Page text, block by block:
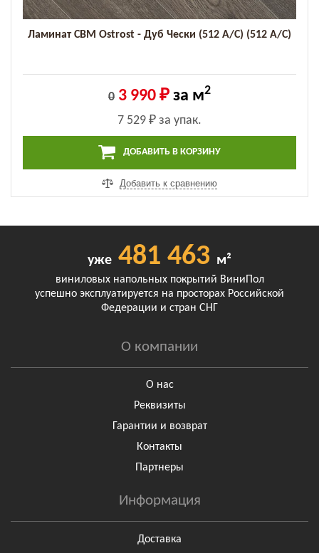
Ламинат CBM Ostrost - Дуб Чески (512 А/C) (512 А/C)
0 3 990 ₽ за м2
7 529 ₽ за упак.
ДОБАВИТЬ В КОРЗИНУ
Добавить к сравнению
уже 481 463 м²
виниловых напольных покрытий ВиниПол
успешно эксплуатируется на просторах Российской
Федерации и стран СНГ
О компании
О нас
Реквизиты
Гарантии и возврат
Контакты
Партнеры
Информация
Доставка